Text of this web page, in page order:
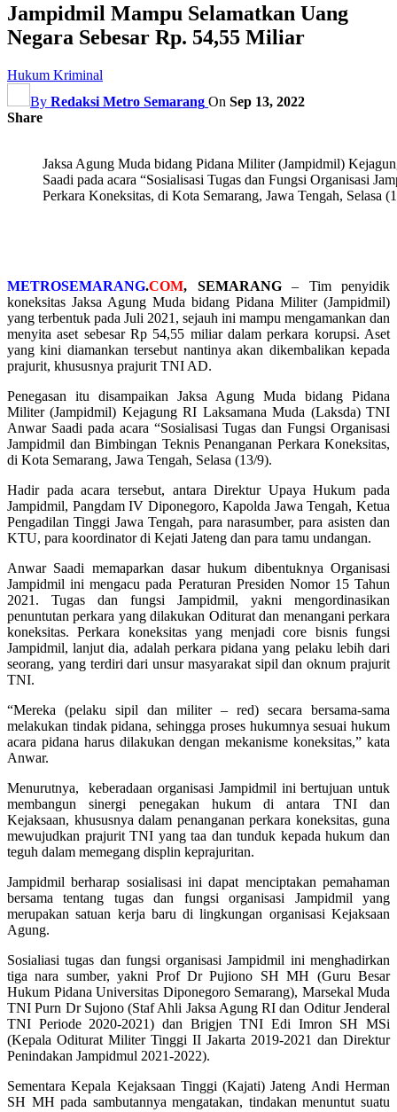
Jampidmil Mampu Selamatkan Uang
Negara Sebesar Rp. 54,55 Miliar
Hukum Kriminal
By Redaksi Metro Semarang On Sep 13, 2022
Share
Jaksa Agung Muda bidang Pidana Militer (Jampidmil)
Saadi pada acara “Sosialisasi Tugas dan Fungsi Organisasi
Perkara Koneksitas, di Kota Semarang, Jawa Tengah, Selasa
METROSEMARANG.COM, SEMARANG– Tim penyidik
koneksitas Jaksa Agung Muda bidang Pidana Militer (Jampidmil)
yang terbentuk pada Juli 2021, sejauh ini mampu mengamankan dan
menyita aset sebesar Rp 54,55 miliar dalam perkara korupsi. Aset
yang kini diamankan tersebut nantinya akan dikembalikan kepada
prajurit, khususnya prajurit TNI AD.
Penegasan itu disampaikan Jaksa Agung Muda bidang Pidana
Militer (Jampidmil) Kejagung RI Laksamana Muda (Laksda) TNI
Anwar Saadi pada acara “Sosialisasi Tugas dan Fungsi Organisasi
Jampidmil dan Bimbingan Teknis Penanganan Perkara Koneksitas,
di Kota Semarang, Jawa Tengah, Selasa (13/9).
Hadir pada acara tersebut, antara Direktur Upaya Hukum pada
Jampidmil, Pangdam IV Diponegoro, Kapolda Jawa Tengah, Ketua
Pengadilan Tinggi Jawa Tengah, para narasumber, para asisten dan
KTU, para koordinator di Kejati Jateng dan para tamu undangan.
Anwar Saadi memaparkan dasar hukum dibentuknya Organisasi
Jampidmil ini mengacu pada Peraturan Presiden Nomor 15 Tahun
2021. Tugas dan fungsi Jampidmil, yakni mengordinasikan
penuntutan perkara yang dilakukan Oditurat dan menangani perkara
koneksitas. Perkara koneksitas yang menjadi core bisnis fungsi
Jampidmil, lanjut dia, adalah perkara pidana yang pelaku lebih dari
seorang, yang terdiri dari unsur masyarakat sipil dan oknum prajurit
TNI.
“Mereka (pelaku sipil dan militer – red) secara bersama-sama
melakukan tindak pidana, sehingga proses hukumnya sesuai hukum
acara pidana harus dilakukan dengan mekanisme koneksitas,” kata
Anwar.
Menurutnya, keberadaan organisasi Jampidmil ini bertujuan untuk
membangun sinergi penegakan hukum di antara TNI dan
Kejaksaan, khususnya dalam penanganan perkara koneksitas, guna
mewujudkan prajurit TNI yang taa dan tunduk kepada hukum dan
teguh dalam memegang displin keprajuritan.
Jampidmil berharap sosialisasi ini dapat menciptakan pemahaman
bersama tentang tugas dan fungsi organisasi Jampidmil yang
merupakan satuan kerja baru di lingkungan organisasi Kejaksaan
Agung.
Sosialiasi tugas dan fungsi organisasi Jampidmil ini menghadirkan
tiga nara sumber, yakni Prof Dr Pujiono SH MH (Guru Besar
Hukum Pidana Universitas Diponegoro Semarang), Marsekal Muda
TNI Purn Dr Sujono (Staf Ahli Jaksa Agung RI dan Oditur Jenderal
TNI Periode 2020-2021) dan Brigjen TNI Edi Imron SH MSi
(Kepala Oditurat Militer Tinggi II Jakarta 2019-2021 dan Direktur
Penindakan Jampidmul 2021-2022).
Sementara Kepala Kejaksaan Tinggi (Kajati) Jateng Andi Herman
SH MH pada sambutannya mengatakan, tindakan menuntut suatu